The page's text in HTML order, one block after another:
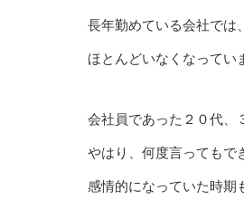
長年勤めている会社では
ほとんどいなくなってい
会社員であった２０代、
やはり、何度言ってもで
感情的になっていた時期